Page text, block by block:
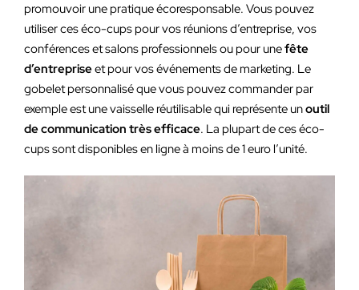
promouvoir une pratique écoresponsable. Vous pouvez
utiliser ces éco-cups pour vos réunions d’entreprise, vos
conférences et salons professionnels ou pour unefête
d’entrepriseet pour vos événements de marketing. Le
gobelet personnalisé que vous pouvez commander par
exemple est une vaisselle réutilisable qui représente unoutil
de communication très efficace. La plupart de ces éco-
cups sont disponibles en ligne à moins de 1 euro l’unité.